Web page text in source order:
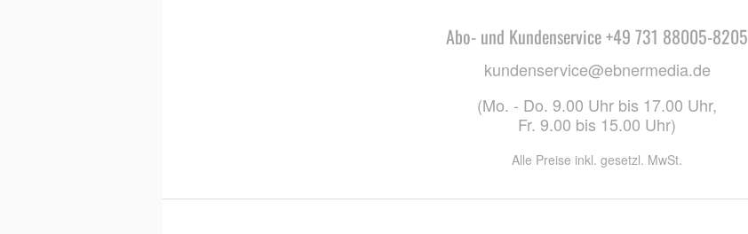
Abo- und Kundenservice +49 731 88005-8205
kundenservice@ebnermedia.de
(Mo. - Do. 9.00 Uhr bis 17.00 Uhr,
Fr. 9.00 bis 15.00 Uhr)
Alle Preise inkl. gesetzl. MwSt.